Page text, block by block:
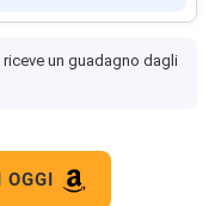
un guadagno dagli
OGGI